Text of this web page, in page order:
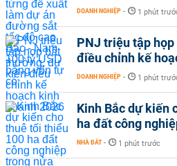
DOANH NGHIỆP - 1 phút
PNJ triệu tập
điều chỉnh kế
DOANH NGHIỆP - 1 phút
Kinh Bắc dự kiến
ha đất công
NHÀ ĐẤT - 1 phút trước